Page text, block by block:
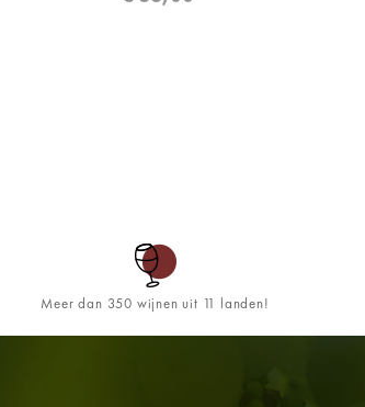
Meer dan 350 wijnen uit 11 landen!